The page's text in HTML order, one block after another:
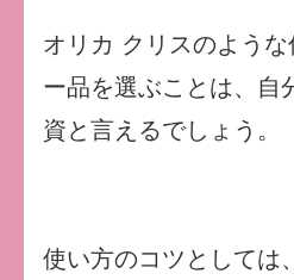
オリカ クリスのよう
ー品を選ぶことは、自
資と言えるでしょう。
使い方のコツとしては